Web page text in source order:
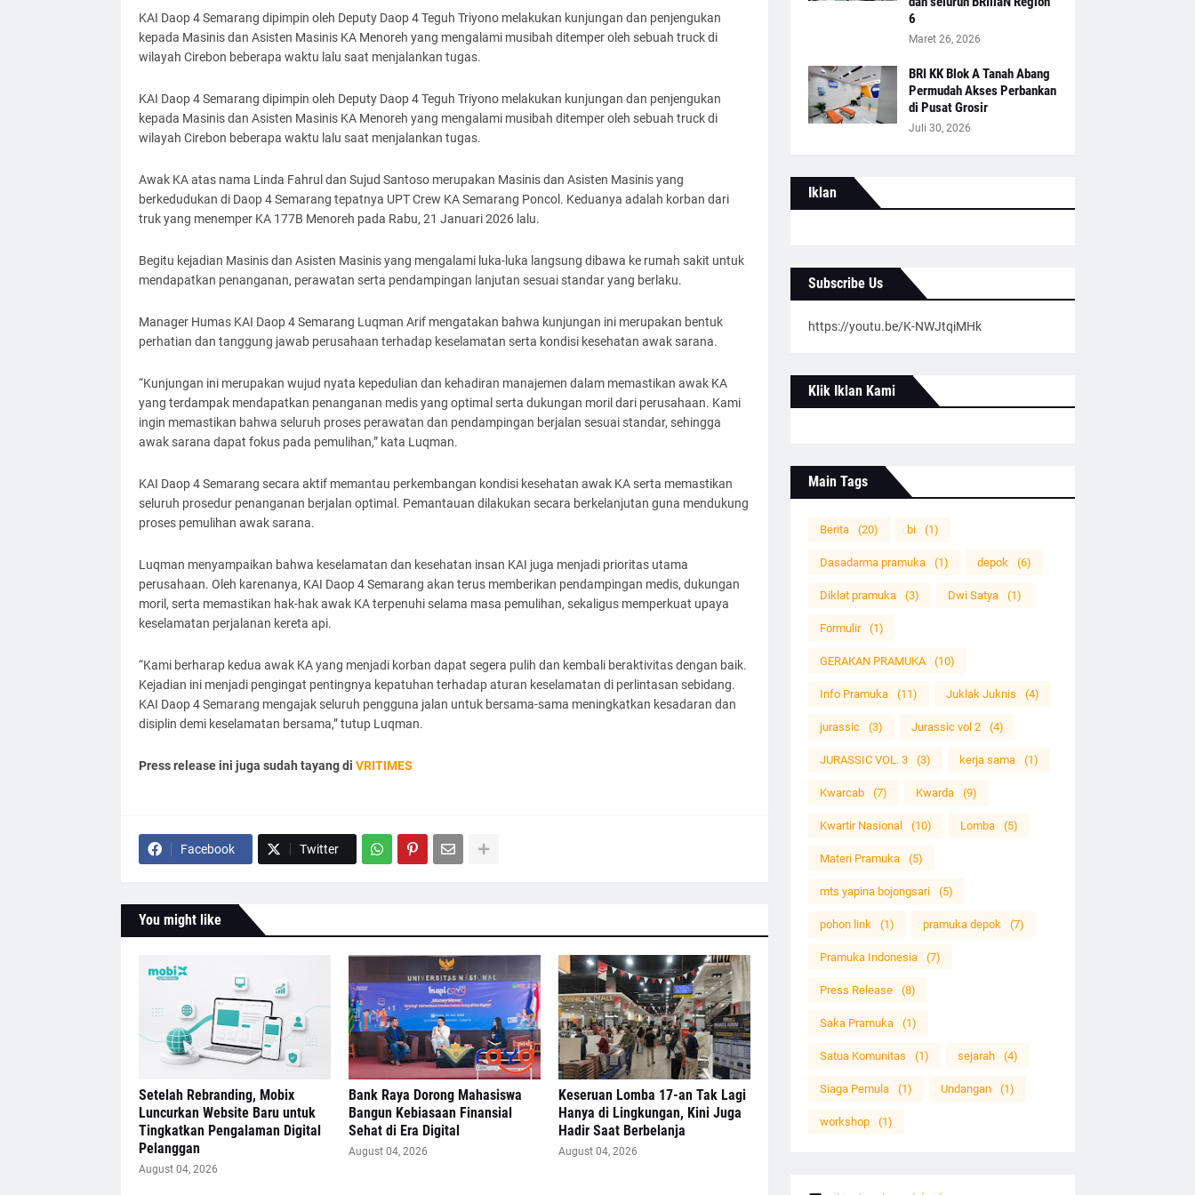
KAI Daop 4 Semarang dipimpin oleh Deputy Daop 4 Teguh Triyono melakukan kunjungan dan penjengukan
kepada Masinis dan Asisten Masinis KA Menoreh yang mengalami musibah ditemper oleh sebuah truck di
wilayah Cirebon beberapa waktu lalu saat menjalankan tugas.
KAI Daop 4 Semarang dipimpin oleh Deputy Daop 4 Teguh Triyono melakukan kunjungan dan penjengukan
kepada Masinis dan Asisten Masinis KA Menoreh yang mengalami musibah ditemper oleh sebuah truck di
wilayah Cirebon beberapa waktu lalu saat menjalankan tugas.
Awak KA atas nama Linda Fahrul dan Sujud Santoso merupakan Masinis dan Asisten Masinis yang
berkedudukan di Daop 4 Semarang tepatnya UPT Crew KA Semarang Poncol. Keduanya adalah korban dari
truk yang menemper KA 177B Menoreh pada Rabu, 21 Januari 2026 lalu.
Begitu kejadian Masinis dan Asisten Masinis yang mengalami luka-luka langsung dibawa ke rumah sakit untuk
mendapatkan penanganan, perawatan serta pendampingan lanjutan sesuai standar yang berlaku.
Manager Humas KAI Daop 4 Semarang Luqman Arif mengatakan bahwa kunjungan ini merupakan bentuk
perhatian dan tanggung jawab perusahaan terhadap keselamatan serta kondisi kesehatan awak sarana.
“Kunjungan ini merupakan wujud nyata kepedulian dan kehadiran manajemen dalam memastikan awak KA
yang terdampak mendapatkan penanganan medis yang optimal serta dukungan moril dari perusahaan. Kami
ingin memastikan bahwa seluruh proses perawatan dan pendampingan berjalan sesuai standar, sehingga
awak sarana dapat fokus pada pemulihan,” kata Luqman.
KAI Daop 4 Semarang secara aktif memantau perkembangan kondisi kesehatan awak KA serta memastikan
seluruh prosedur penanganan berjalan optimal. Pemantauan dilakukan secara berkelanjutan guna mendukung
proses pemulihan awak sarana.
Luqman menyampaikan bahwa keselamatan dan kesehatan insan KAI juga menjadi prioritas utama
perusahaan. Oleh karenanya, KAI Daop 4 Semarang akan terus memberikan pendampingan medis, dukungan
moril, serta memastikan hak-hak awak KA terpenuhi selama masa pemulihan, sekaligus memperkuat upaya
keselamatan perjalanan kereta api.
“Kami berharap kedua awak KA yang menjadi korban dapat segera pulih dan kembali beraktivitas dengan baik.
Kejadian ini menjadi pengingat pentingnya kepatuhan terhadap aturan keselamatan di perlintasan sebidang.
KAI Daop 4 Semarang mengajak seluruh pengguna jalan untuk bersama-sama meningkatkan kesadaran dan
disiplin demi keselamatan bersama,” tutup Luqman.
Press release ini juga sudah tayang di VRITIMES
Facebook Twitter
You might like
Setelah Rebranding, Mobix
Luncurkan Website Baru untuk
Tingkatkan Pengalaman Digital
Pelanggan
August 04, 2026
Bank Raya Dorong Mahasiswa
Bangun Kebiasaan Finansial
Sehat di Era Digital
August 04, 2026
Keseruan Lomba 17-an Tak Lagi
Hanya di Lingkungan, Kini Juga
Hadir Saat Berbelanja
August 04, 2026
6
Maret 26, 2026
BRI KK Blok A Tanah Abang
Permudah Akses Perbankan
di Pusat Grosir
Juli 30, 2026
Iklan
Subscribe Us
https://youtu.be/K-NWJtqiMHk
Klik Iklan Kami
Main Tags
Berita (20) bi (1)
Dasadarma pramuka (1) depok (6)
Diklat pramuka (3) Dwi Satya (1)
Formulir (1)
GERAKAN PRAMUKA (10)
Info Pramuka (11) Juklak Juknis (4)
jurassic (3) Jurassic vol 2 (4)
JURASSIC VOL. 3 (3) kerja sama (1)
Kwarcab (7) Kwarda (9)
Kwartir Nasional (10) Lomba (5)
Materi Pramuka (5)
mts yapina bojongsari (5)
pohon link (1) pramuka depok (7)
Pramuka Indonesia (7)
Press Release (8)
Saka Pramuka (1)
Satua Komunitas (1) sejarah (4)
Siaga Pemula (1) Undangan (1)
workshop (1)